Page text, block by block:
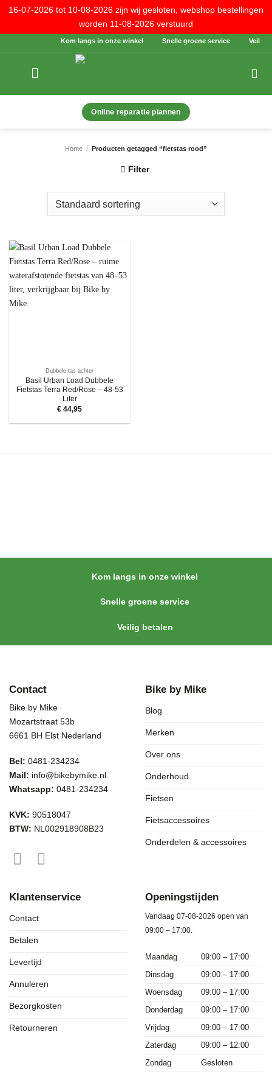
16-07-2026 tot 10-08-2026 zijn wij gesloten, webshop bestellingen
worden 11-08-2026 verstuurd
naar
Kom langs in onze winkel Snelle groene service Veilig
Online reparatie plannen
Home / Producten getagged “fietstas rood”
Filter
Dubbele tas achter
Basil Urban Load Dubbele
Fietstas Terra Red/Rose – 48-53
Liter
€ 44,95
Kom langs in onze winkel
Snelle groene service
Veilig betalen
Contact
Bike by Mike
Mozartstraat 53b
6661 BH Elst Nederland
Bel: 0481-234234
Mail: info@bikebymike.nl
Whatsapp: 0481-234234
KVK: 90518047
BTW: NL002918908B23
Bike by Mike
Blog
Merken
Over ons
Onderhoud
Fietsen
Fietsaccessoires
Onderdelen & accessoires
Klantenservice
Contact
Betalen
Levertijd
Annuleren
Bezorgkosten
Retourneren
Openingstijden
Vandaag 07-08-2026 open van
09:00 – 17:00.
Maandag
09:00 – 17:00
Dinsdag
09:00 – 17:00
Woensdag
09:00 – 17:00
Donderdag
09:00 – 17:00
Vrijdag
09:00 – 17:00
Zaterdag
09:00 – 12:00
Zondag
Gesloten